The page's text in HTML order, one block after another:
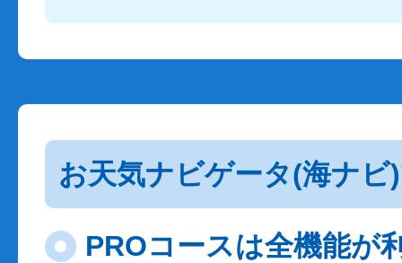
お天気ナビゲータ(海ナビ
PROコースは全機能が